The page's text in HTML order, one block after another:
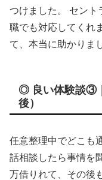
つけました。 セント
職でも対応してくれ
て、本当に助かりま
◎ 良い体験談③
後）
任意整理中でどこも
話相談したら事情を
万借りれて、その後